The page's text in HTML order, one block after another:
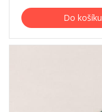
Do košíku